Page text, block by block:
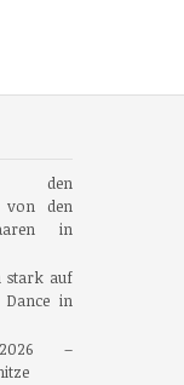
den
von den
in
stark auf
in
2026 –